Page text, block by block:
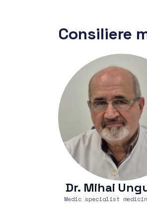
Consiliere
Dr. Mihai
Medic specialist